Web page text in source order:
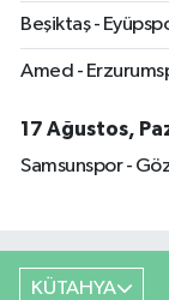
Beşiktaş -
Amed -
17 Ağustos,
Samsunspor -
KÜTAHYA